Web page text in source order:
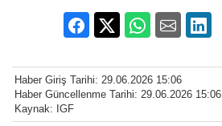
Haber Giriş Tarihi: 29.06.2026 15:06
Haber Güncellenme Tarihi: 29.06.2026 15:06
Kaynak: IGF